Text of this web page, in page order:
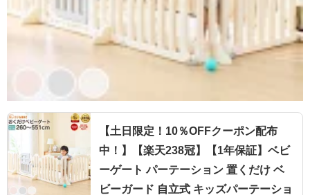
【土日限定！10％OFFクーポン配布
中！】【楽天238冠】【1年保証】ベビ
ーゲート パーテーション 置くだけ ベ
ビーガード 自立式 キッズパーテーショ